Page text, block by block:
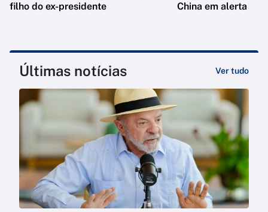
filho do ex-presidente
China em alerta
Últimas notícias Ver tudo